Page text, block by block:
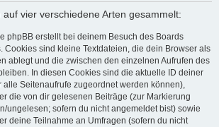
vier verschiedene Arten gesammelt:
phpBB erstellt bei deinem Besuch des Boards
Cookies sind kleine Textdateien, die dein Browser als
ablegt und die zwischen den einzelnen Aufrufen des
In diesen Cookies sind die aktuelle ID deiner
alle Seitenaufrufe zugeordnet werden können),
die von dir gelesenen Beiträge (zur Markierung
ungelesen; sofern du nicht angemeldet bist) sowie
deine Teilnahme an Umfragen (sofern du nicht